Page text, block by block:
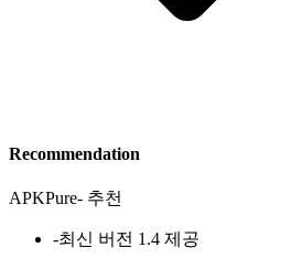
Recommendation
APKPure- 추천
-최신 버전 1.4 제공